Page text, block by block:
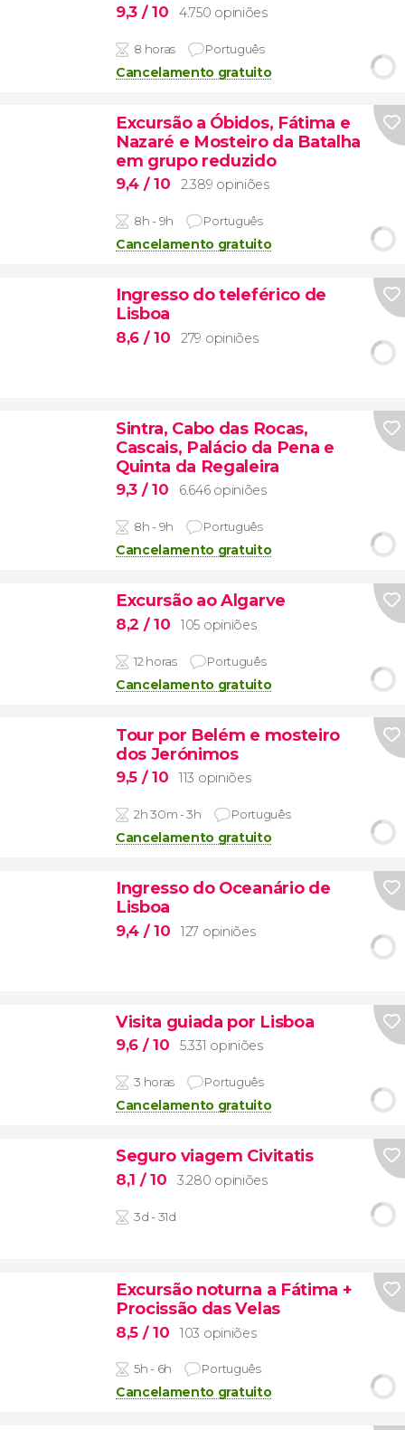
9,3 / 10 4.750 opiniões
8 horas Português
Cancelamento gratuito
Excursão a Óbidos, Fátima e
Nazaré e Mosteiro da Batalha
em grupo reduzido
9,4 / 10 2.389 opiniões
8h - 9h Português
Cancelamento gratuito
Ingresso do teleférico de
Lisboa
8,6 / 10 279 opiniões
Sintra, Cabo das Rocas,
Cascais, Palácio da Pena e
Quinta da Regaleira
9,3 / 10 6.646 opiniões
8h - 9h Português
Cancelamento gratuito
Excursão ao Algarve
8,2 / 10 105 opiniões
12 horas Português
Cancelamento gratuito
Tour por Belém e mosteiro
dos Jerónimos
9,5 / 10 113 opiniões
2h 30m - 3h Português
Cancelamento gratuito
Ingresso do Oceanário de
Lisboa
9,4 / 10 127 opiniões
Visita guiada por Lisboa
9,6 / 10 5.331 opiniões
3 horas Português
Cancelamento gratuito
Seguro viagem Civitatis
8,1 / 10 3.280 opiniões
3d - 31d
Excursão noturna a Fátima +
Procissão das Velas
8,5 / 10 103 opiniões
5h - 6h Português
Cancelamento gratuito